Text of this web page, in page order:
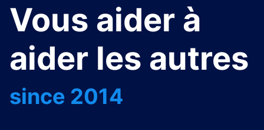
Vous aider à
aider les autres
since 2014